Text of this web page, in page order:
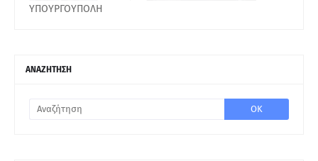
ΥΠΟΥΡΓΟΥΠΟΛΗ
ΑΝΑΖΗΤΗΣΗ